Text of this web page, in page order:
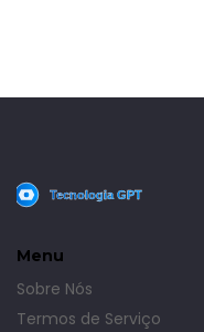
Menu
Sobre Nós
Termos de Serviço